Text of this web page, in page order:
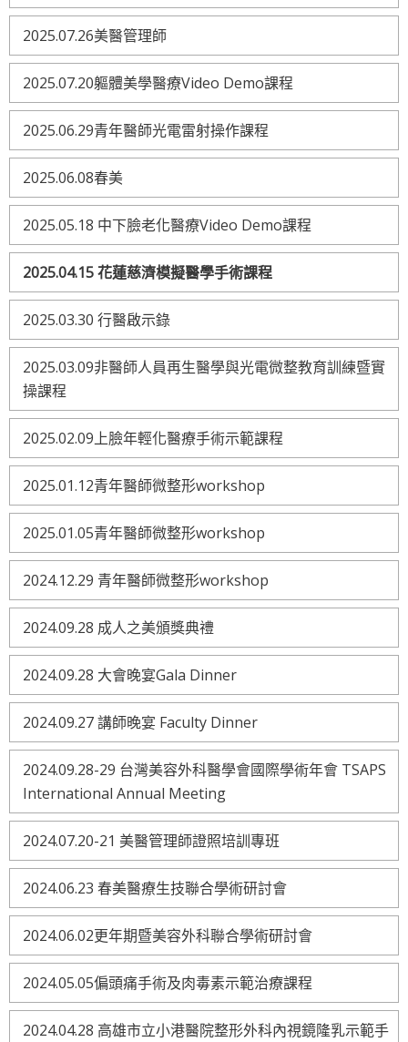
2025.07.26美醫管理師
2025.07.20軀體美學醫療Video Demo課程
2025.06.29青年醫師光電雷射操作課程
2025.06.08春美
2025.05.18 中下臉老化醫療Video Demo課程
2025.04.15 花蓮慈濟模擬醫學手術課程
2025.03.30 行醫啟示錄
2025.03.09非醫師人員再生醫學與光電微整教育訓練暨實
操課程
2025.02.09上臉年輕化醫療手術示範課程
2025.01.12青年醫師微整形workshop
2025.01.05青年醫師微整形workshop
2024.12.29 青年醫師微整形workshop
2024.09.28 成人之美頒獎典禮
2024.09.28 大會晚宴Gala Dinner
2024.09.27 講師晚宴 Faculty Dinner
2024.09.28-29 台灣美容外科醫學會國際學術年會 TSAPS
International Annual Meeting
2024.07.20-21 美醫管理師證照培訓專班
2024.06.23 春美醫療生技聯合學術研討會
2024.06.02更年期暨美容外科聯合學術研討會
2024.05.05偏頭痛手術及肉毒素示範治療課程
2024.04.28 高雄市立小港醫院整形外科內視鏡隆乳示範手